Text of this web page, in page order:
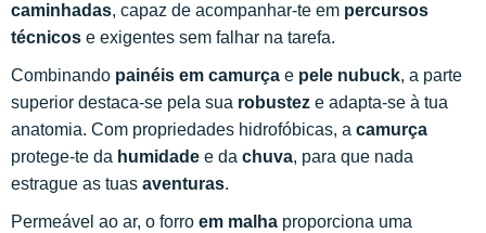
caminhadas, capaz de acompanhar-te em percursos
técnicos e exigentes sem falhar na tarefa.
Combinando painéis em camurça e pele nubuck, a parte
superior destaca-se pela sua robustez e adapta-se à tua
anatomia. Com propriedades hidrofóbicas, a camurça
protege-te da humidade e da chuva, para que nada
estrague as tuas aventuras.
Permeável ao ar, o forro em malha proporciona uma